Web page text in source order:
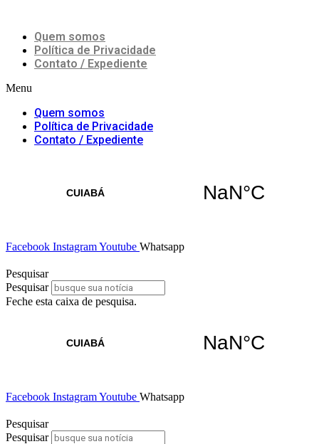
conteúdo
Quem somos
Política de Privacidade
Contato / Expediente
Menu
Quem somos
Política de Privacidade
Contato / Expediente
Facebook InstagramYoutube Whatsapp
Pesquisar
Pesquisar
Feche esta caixa de pesquisa.
Facebook InstagramYoutube Whatsapp
Pesquisar
Pesquisar